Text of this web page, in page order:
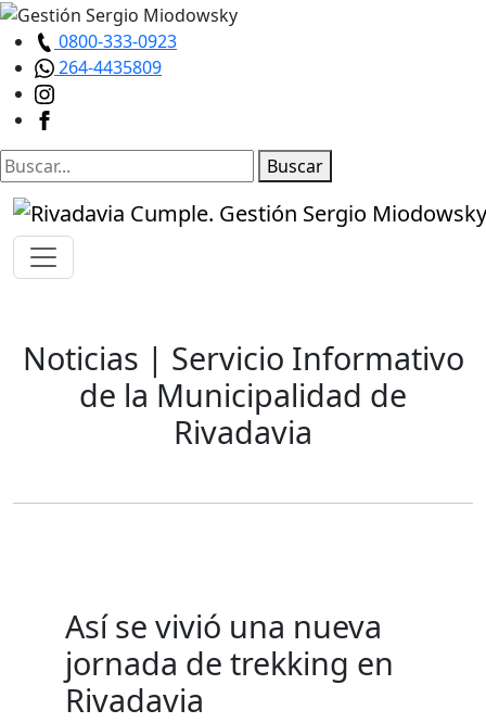
0800-333-0923
264-4435809
Buscar
Noticias | Servicio Informativo
de la Municipalidad de
Rivadavia
Así se vivió una nueva
jornada de trekking en
Rivadavia